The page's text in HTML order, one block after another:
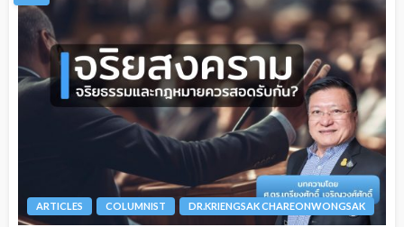
ARTICLES COLUMNIST DR.KRIENGSAK CHAREONWONGSAK